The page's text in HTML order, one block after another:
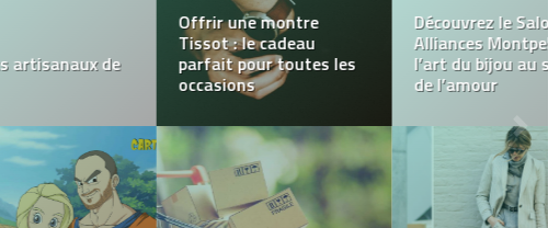
Des pulls trop craquants
pour l’hiver
ODF est un fournisseur
d’équipement de salle
de bain pour
professionnel